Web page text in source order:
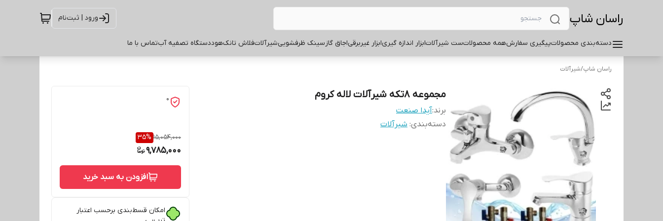
راسان شاپ ورود | ثبت‌نام
دسته‌بندی محصولاتپیگیری سفارشهمه محصولاتست شیرآلاتابزار اندازه گیریابزار غیربرقیاجاق گازسینک ظرفشوییشیرآلاتفلاش تانکهوددستگاه تصفیه آبتماس با ما
راسان شاپ/شیرآلات
مجموعه 8تکه شیرآلات لاله کروم
برند:آیدا صنعت
دسته‌بندی: شیرآلات
0
15,054,000
35%
9,785,000
افزودن به سبد خرید
امکان قسط‌بندی برحسب اعتبار